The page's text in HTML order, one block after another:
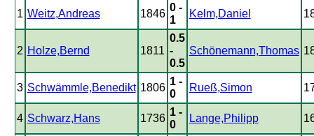
1 Weitz,Andreas 1846
0 -
1
Kelm,Daniel
2 Holze,Bernd 1811
0.5
-
0.5
Schönemann,Thomas
3 Schwämmle,Benedikt 1806
1 -
0
Rueß,Simon
4 Schwarz,Hans 1736
1 -
0
Lange,Philipp